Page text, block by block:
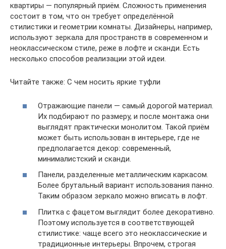
квартиры — популярный приём. Сложность применения
состоит в том, что он требует определённой
стилистики и геометрии комнаты. Дизайнеры, например,
используют зеркала для пространств в современном и
неоклассическом стиле, реже в лофте и сканди. Есть
несколько способов реализации этой идеи.
Читайте также: С чем носить яркие туфли
Отражающие панели — самый дорогой материал.
Их подбирают по размеру, и после монтажа они
выглядят практически монолитом. Такой приём
может быть использован в интерьере, где не
предполагается декор: современный,
минималистский и сканди.
Панели, разделенные металлическим каркасом.
Более брутальный вариант использования панно.
Таким образом зеркало можно вписать в лофт.
Плитка с фацетом выглядит более декоративно.
Поэтому используется в соответствующей
стилистике: чаще всего это неоклассические и
традиционные интерьеры. Впрочем, строгая